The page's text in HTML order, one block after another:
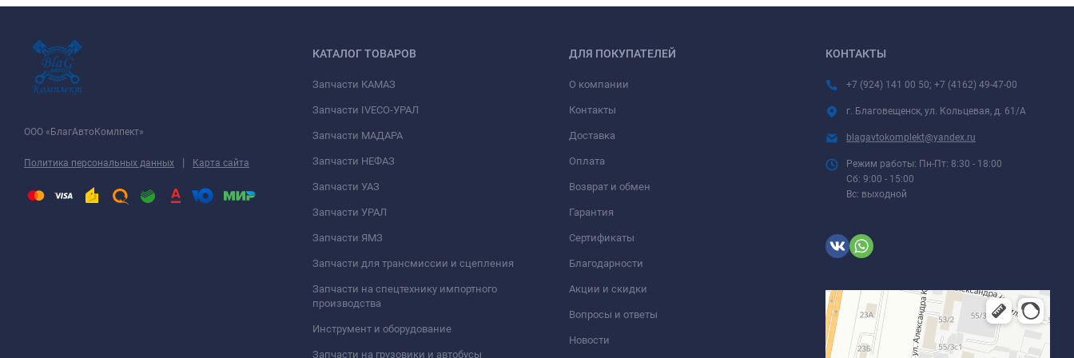
ООО «БлагАвтоКомлпект»
Политика персональных данных | Карта сайта
КАТАЛОГ ТОВАРОВ
Запчасти КАМАЗ
Запчасти IVECO-УРАЛ
Запчасти МАДАРА
Запчасти НЕФАЗ
Запчасти УАЗ
Запчасти УРАЛ
Запчасти ЯМЗ
Запчасти для трансмиссии и сцепления
Запчасти на спецтехнику импортного
производства
Инструмент и оборудование
Запчасти на грузовики и автобусы
ДЛЯ ПОКУПАТЕЛЕЙ
О компании
Контакты
Доставка
Оплата
Возврат и обмен
Гарантия
Сертификаты
Благодарности
Акции и скидки
Вопросы и ответы
Новости
КОНТАКТЫ
+7 (924) 141 00 50; +7 (4162) 49-47-00
г. Благовещенск, ул. Кольцевая, д. 61/А
blagavtokomplekt@yandex.ru
Режим работы: Пн-Пт: 8:30 - 18:00
Сб: 9:00 - 15:00
Вс: выходной